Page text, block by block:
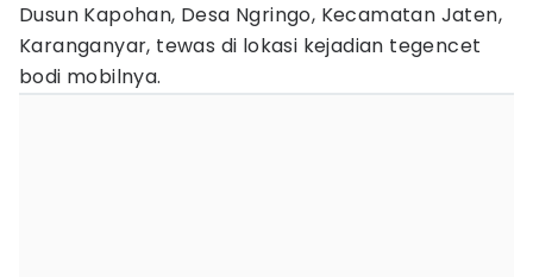
Dusun Kapohan, Desa Ngringo, Kecamatan Jaten,
Karanganyar, tewas di lokasi kejadian tegencet
bodi mobilnya.